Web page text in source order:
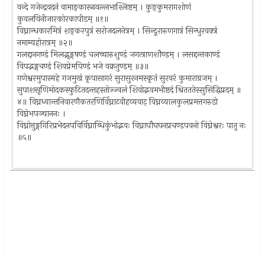
वन्दे गजेन्द्रवदनं वामाङ्कारूढवल्लभाश्लिष्टम् । कुङ्कुमरागशोणं
कुवलयिनीजारकोरकापीडम् ॥१॥
विघ्नान्धकारमित्रं शङ्करपुत्रं सरोजदलनेत्रम् । सिन्दूरारुणगात्रं सिन्धुरवक्त्रं
नमाम्यहोरात्रम् ॥२॥
गलद्दानगण्डं मिलद्भृङ्गषण्डं चलच्चारुशुण्डं जगत्त्राणशौण्डम् । लसद्दन्तकाण्डं
विपद्भङ्गचण्डं शिवप्रेमपिण्डं भजे वक्रतुण्डम् ॥३॥
गणेश्वरमुपास्महे गजमुखं कृपासागरं सुरासुरनमस्कृतं सुरवरं कुमाराग्रजम् ।
सुपाशसृणिमोदकस्फुटितदन्तहस्तोज्ज्वलं शिवोद्भवमभीष्टदं श्रितततेस्सुसिद्धिप्रदम् ॥
४॥ विघ्नध्वान्तनिवारणैकतरणिर्विघ्नाटवीहव्यवाट् विघ्नव्यालकुलप्रमत्तगरुडो
विघ्नेभपञ्चाननः ।
विघ्नोत्तुङ्गगिरिप्रभेदनपविर्विघ्नाब्धिकुंभोद्भवः विघ्नाघौघघनप्रचण्डपवनो विघ्नेश्वरः पातु नः
॥५॥